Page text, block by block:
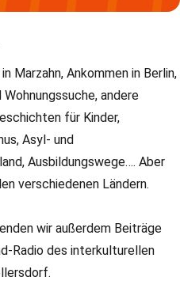
Marzahn, Ankommen in Berlin,
andere
für Kinder,
Asyl- und
Ausbildungswege…. Aber
verschiedenen Ländern.
wir außerdem Beiträge
Radio des interkulturellen